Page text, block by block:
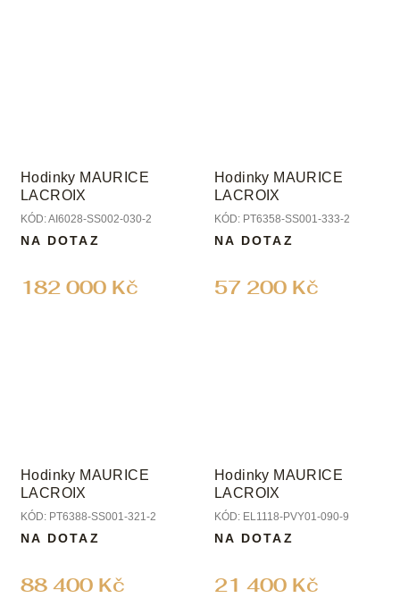
Hodinky MAURICE
LACROIX
KÓD:AI6028-SS002-030-2
182 000 Kč
NA DOTAZ
Hodinky MAURICE
LACROIX
KÓD: PT6358-SS001-333-2
57 200 Kč
NA DOTAZ
Hodinky MAURICE
LACROIX
KÓD: PT6388-SS001-321-2
88 400 Kč
NA DOTAZ
Hodinky MAURICE
LACROIX
KÓD: EL1118-PVY01-090-9
21 400 Kč
NA DOTAZ